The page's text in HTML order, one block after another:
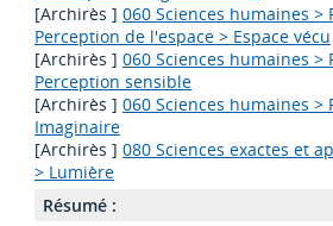
[Archirès ] 060 Sciences humaines >
Perception de l'espace > Espace vécu
[Archirès ] 060 Sciences humaines >
Perception sensible
[Archirès ] 060 Sciences humaines >
Imaginaire
[Archirès ] 080 Sciences exactes et
> Lumière
Résumé :